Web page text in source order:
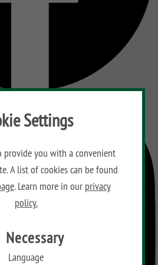
Settings
provide you with a convenient
A list of cookies can be found
. Learn more in our privacy
policy.
Necessary
Language